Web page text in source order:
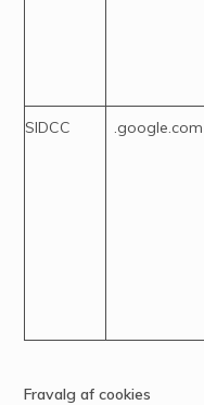
SIDCC .google.com
Fravalg af cookies